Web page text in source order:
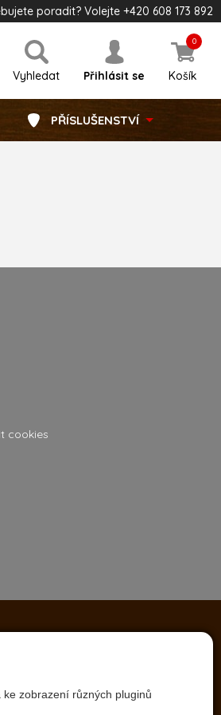
zobrazení různých pluginů
poradit? Volejte +420 608 173 892
Vyhledat Přihlásit se Košík
0
PŘÍSLUŠENSTVÍ
cookies